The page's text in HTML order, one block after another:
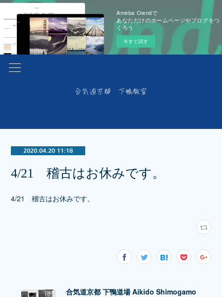
Ameba Owndで
あなただけのホームページやブログをつ
くろう
今すぐ試す
2020.04.20 11:18
4/21 稽古はお休みです。
4/21 稽古はお休みです。
合気道京都 下鴨道場 Aikido Shimogamo